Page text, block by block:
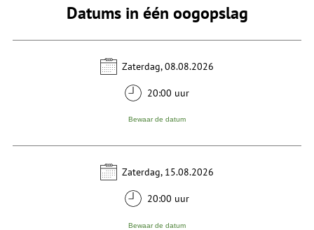
Datums in één oogopslag
Zaterdag, 08.08.2026
20:00 uur
Bewaar de datum
Zaterdag, 15.08.2026
20:00 uur
Bewaar de datum